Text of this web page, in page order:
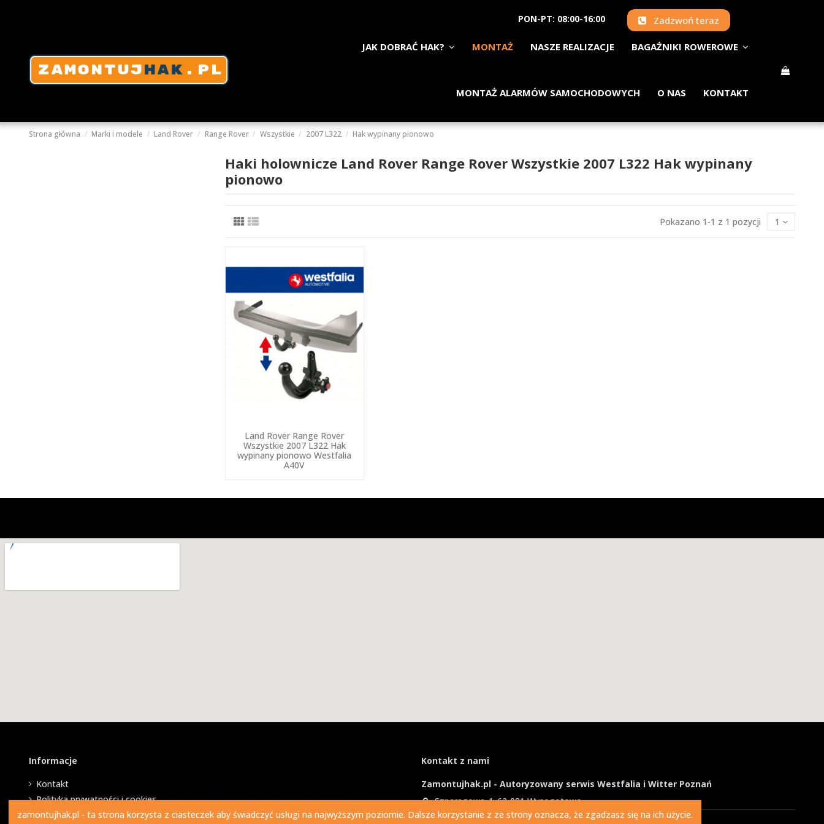
PON-PT: 08:00-16:00 Zadzwoń teraz
JAK DOBRAĆ HAK? MONTAŻ NASZE REALIZACJE BAGAŻNIKI ROWEROWE
MONTAŻ ALARMÓW SAMOCHODOWYCH O NAS KONTAKT
Strona główna Marki i modele Land Rover Range Rover Wszystkie 2007 L322 Hak wypinany pionowo
Haki holownicze Land Rover Range Rover Wszystkie 2007 L322 Hak wypinany
pionowo
Pokazano 1-1 z 1 pozycji 1
Land Rover Range Rover
Wszystkie 2007 L322 Hak
wypinany pionowo Westfalia
A40V
Informacje
Kontakt
Polityka prywatności i cookies
Kontakt z nami
Zamontujhak.pl - Autoryzowany serwis Westfalia i Witter Poznań
Szparagowa 4, 62-081 Wysogotowo
730 037 037
zamontujhak.pl - ta strona korzysta z ciasteczek aby świadczyć usługi na najwyższym poziomie. Dalsze korzystanie z ze strony oznacza, że zgadzasz się na ich użycie.